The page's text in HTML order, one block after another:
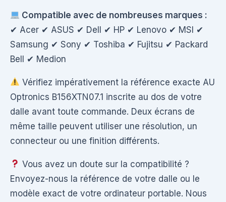
Compatible avec de nombreuses marques :
✔ Acer ✔ ASUS ✔ Dell ✔ HP ✔ Lenovo ✔ MSI ✔
Samsung ✔ Sony ✔ Toshiba ✔ Fujitsu ✔ Packard
Bell ✔ Medion
Vérifiez impérativement la référence exacte AU
Optronics B156XTN07.1 inscrite au dos de votre
dalle avant toute commande. Deux écrans de
même taille peuvent utiliser une résolution, un
connecteur ou une finition différents.
Vous avez un doute sur la compatibilité ?
Envoyez-nous la référence de votre dalle ou le
modèle exact de votre ordinateur portable. Nous